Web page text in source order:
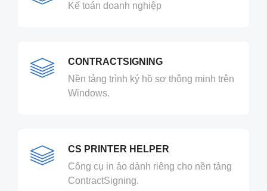
Kế toán doanh nghiệp
CONTRACTSIGNING
Nền tảng trình ký hồ sơ thông minh trên
Windows.
CS PRINTER HELPER
Công cụ in ảo dành riêng cho nền tảng
ContractSigning.